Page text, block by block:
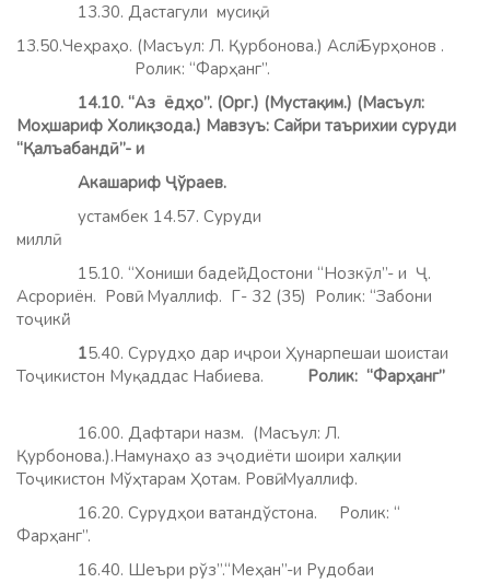
13.30. Дастагули мусиқӣ.
13.50.Чеҳраҳо. (Масъул: Л. Қурбонова.) Аслӣ Бурҳонов .
Ролик: “Фарҳанг”.
14.10. “Аз ёдҳо”. (Орг.) (Мустақим.) (Масъул:
Моҳшариф Холиқзода.) Мавзуъ: Сайри таърихии суруди
“Қалъабандӣ”- и
Акашариф Ҷўраев.
устамбек 14.57. Суруди
миллӣ.
15.10. “Хониши бадеӣ”.Достони “Нозкӯл”- и Ҷ.
Асрориён. Ровӣ: Муаллиф. Г- 32 (35) Ролик: “Забони
тоҷикӣ.”
15.40. Сурудҳо дар иҷрои Ҳунарпешаи шоистаи
Тоҷикистон Муқаддас Набиева.
Ролик: “Фарҳанг”
16.00. Дафтари назм. (Масъул: Л.
Қурбонова.).Намунаҳо аз эҷодиёти шоири халқии
Тоҷикистон Мўҳтарам Ҳотам. Ровӣ: Муаллиф.
16.20. Сурудҳои ватандўстона. Ролик: “
Фарҳанг”.
16.40. Шеъри рўз”.“Меҳан”-и Рудобаи